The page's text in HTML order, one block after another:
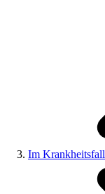
Im Krankheitsfall